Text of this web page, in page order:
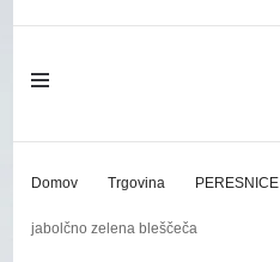
Domov Trgovina PERESNICE
jabolčno zelena bleščeča